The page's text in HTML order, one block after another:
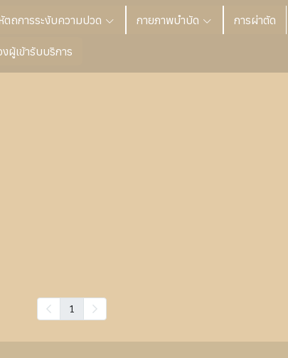
ตถการระงับความปวด กายภาพบำบัด การผ่าตัด
ผู้เข้ารับบริการ
1